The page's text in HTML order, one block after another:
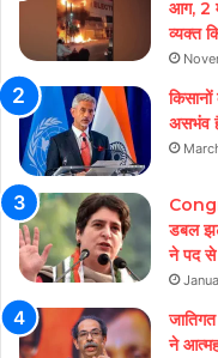
आग, 2
व्यक्त
असभंव
डबल
ने पद से
ने